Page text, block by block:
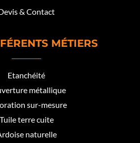
& Contact
MÉTIERS
Etanchéité
métallique
sur-mesure
Tuile terre cuite
naturelle